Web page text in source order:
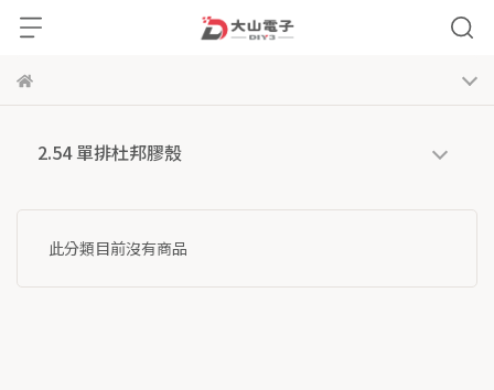
2.54 單排杜邦膠殼
此分類目前沒有商品